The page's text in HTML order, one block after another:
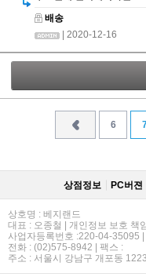
배송
| 2020-12-16
6
상점정보 PC버젼
상호명 : 베지랜드
대표 : 오종철 | 개인정보 보호 책
사업자등록번호 :220-04-35095
전화 : (02)575-8942 | 팩스 :
주소 : 서울시 강남구 개포동 1223